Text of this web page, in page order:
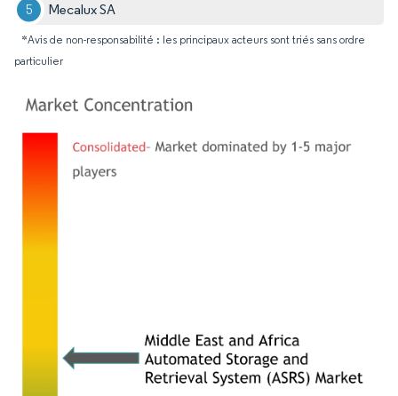
Mecalux SA
*Avis de non-responsabilité : les principaux acteurs sont triés sans ordre
particulier